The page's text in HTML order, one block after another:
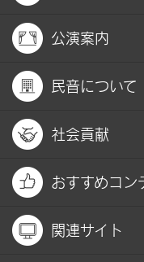
公演案内
民音について
社会貢献
おすすめコン
関連サイト